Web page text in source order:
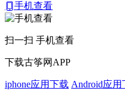
手机查看
扫一扫 手机查看
下载古筝网APP
iphone应用下载 Android应用